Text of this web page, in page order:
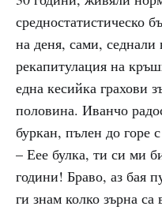
средностатистическо
на деня, сами, седнали
рекапитулация на
една кесийка грахови
половина. Иванчо
буркан, пълен до горе
– Еее булка, ти си ми
години! Браво, аз бая
ги знам колко зърна са